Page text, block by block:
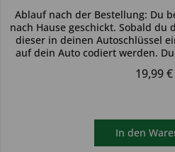
Ablauf nach der Bestellung: Du
nach Hause geschickt. Sobald du
dieser in deinen Autoschlüssel
auf dein Auto codiert werden.
19,99
In den